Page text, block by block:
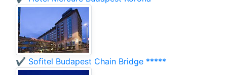
✔️ Sofitel Budapest Chain Bridge *****